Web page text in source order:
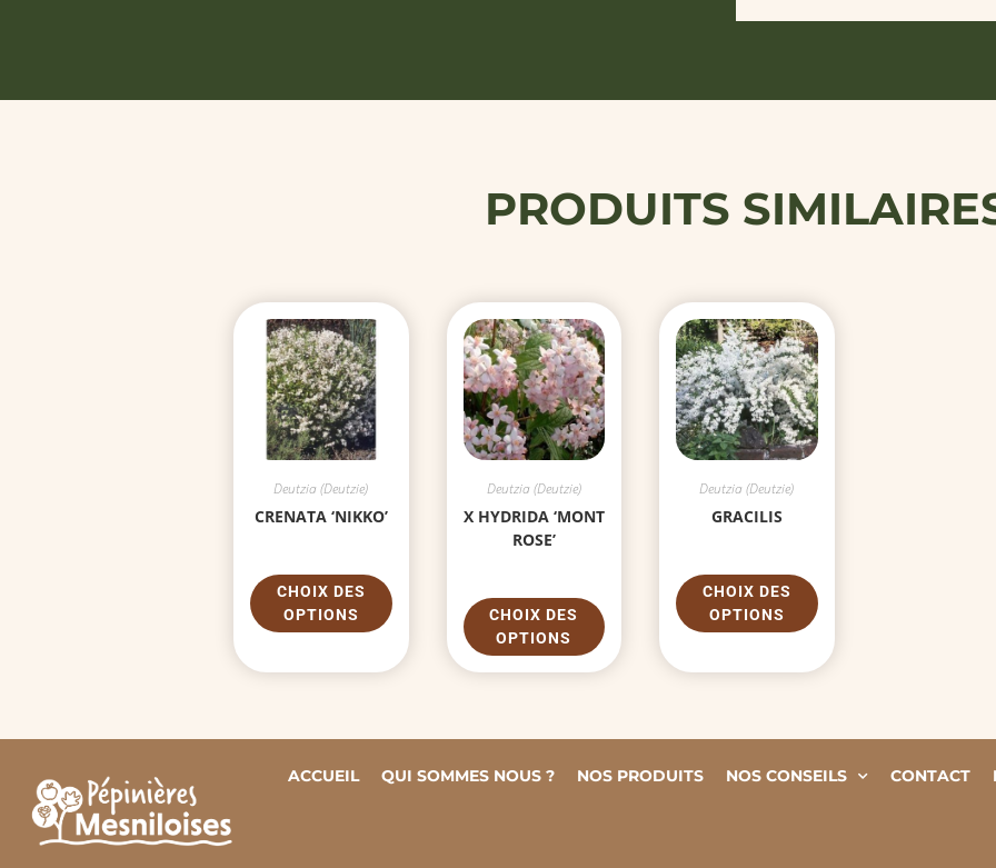
PRODUITS
Deutzia (Deutzie)
CRENATA ‘NIKKO’
CHOIX DES
OPTIONS
Deutzia (Deutzie)
X HYDRIDA ‘MONT
ROSE’
CHOIX DES
OPTIONS
Deutzia (Deutzie)
GRACILIS
CHOIX DES
OPTIONS
ACCUEIL QUI SOMMES NOUS ? NOS PRODUITS NOS CONSEILS CONTACT